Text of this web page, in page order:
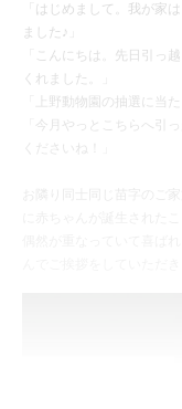
「はじめまして。我が家
ました♪」
「こんにちは。先日引っ
くれました。」
「上野動物園の抽選に当
「今月やっとこちらへ引
くださいね！」